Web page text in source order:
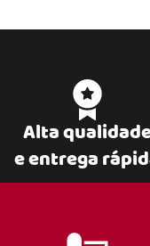
Alta
e entrega